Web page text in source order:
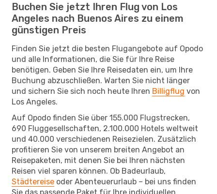
Buchen Sie jetzt Ihren Flug von Los
Angeles nach Buenos Aires zu einem
günstigen Preis
Finden Sie jetzt die besten Flugangebote auf Opodo
und alle Informationen, die Sie für Ihre Reise
benötigen. Geben Sie Ihre Reisedaten ein, um Ihre
Buchung abzuschließen. Warten Sie nicht länger
und sichern Sie sich noch heute Ihren Billigflug von
Los Angeles.
Auf Opodo finden Sie über 155.000 Flugstrecken,
690 Fluggesellschaften, 2.100.000 Hotels weltweit
und 40.000 verschiedenen Reisezielen. Zusätzlich
profitieren Sie von unserem breiten Angebot an
Reisepaketen, mit denen Sie bei Ihren nächsten
Reisen viel sparen können. Ob Badeurlaub,
Städtereise oder Abenteuerurlaub – bei uns finden